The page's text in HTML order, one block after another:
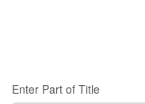
Enter Part of Title